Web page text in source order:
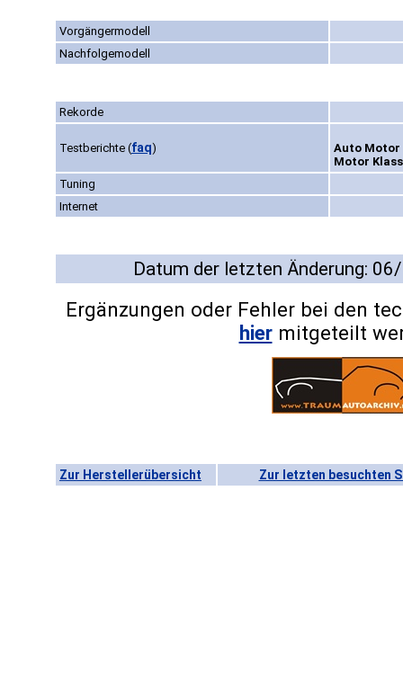
Vorgängermodell
Nachfolgemodell
Rekorde
Testberichte (faq)
Auto Motor
Motor
Tuning
Internet
Datum der letzten Änderung:
Ergänzungen oder Fehler bei den
hiermitgeteilt
Zur Herstellerübersicht Zur letzten besuchten